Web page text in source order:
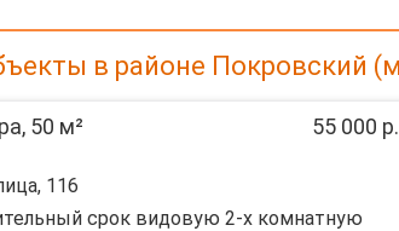
в районе Покровский
50 м² 55 000 р.
116
срок видовую 2-х комнатную